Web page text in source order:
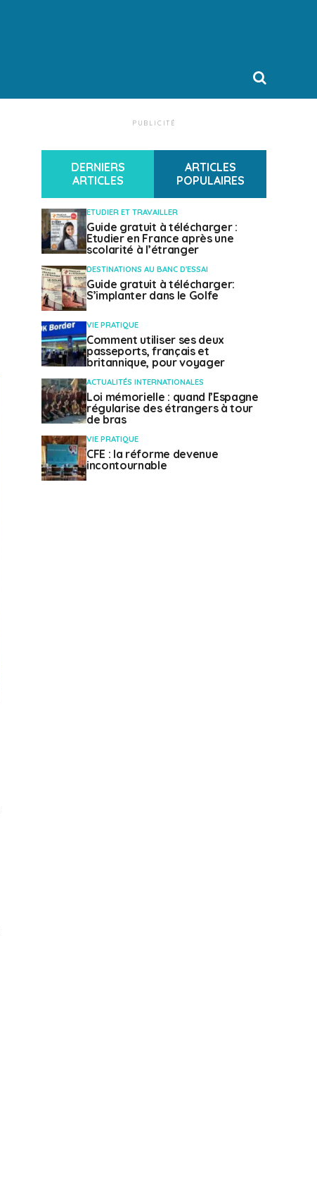
PUBLICITÉ
DERNIERS
ARTICLES
ARTICLES
POPULAIRES
ETUDIER ET TRAVAILLER
Guide gratuit à télécharger :
Etudier en France après une
scolarité à l’étranger
DESTINATIONS AU BANC D'ESSAI
Guide gratuit à télécharger:
S’implanter dans le Golfe
VIE PRATIQUE
Comment utiliser ses deux
passeports, français et
britannique, pour voyager
ACTUALITÉS INTERNATIONALES
Loi mémorielle : quand l’Espagne
régularise des étrangers à tour
de bras
VIE PRATIQUE
CFE : la réforme devenue
incontournable